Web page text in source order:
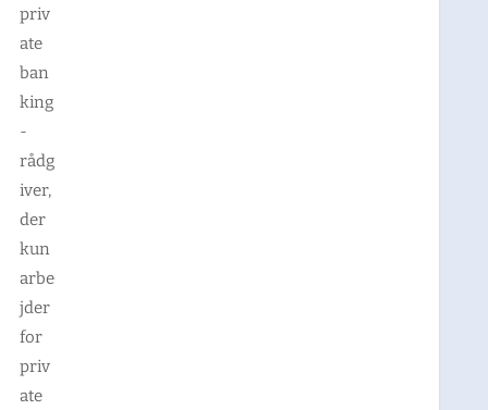
priv
ate
ban
king
-
rådg
iver,
der
kun
arbe
jder
for
priv
ate